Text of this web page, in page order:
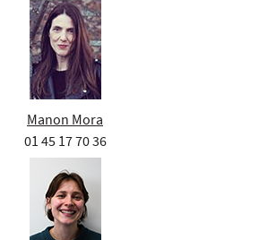
Manon Mora
01 45 17 70 36